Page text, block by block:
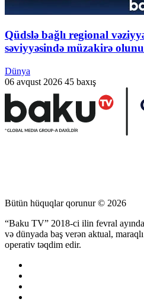
Qüdslə bağlı regional
səviyyəsində müzakirə
Dünya
06 avqust 2026 45 baxış
Bütün hüquqlar qorunur © 2026
“Baku TV” 2018-ci ilin fevral
və dünyada baş verən aktual,
operativ təqdim edir.